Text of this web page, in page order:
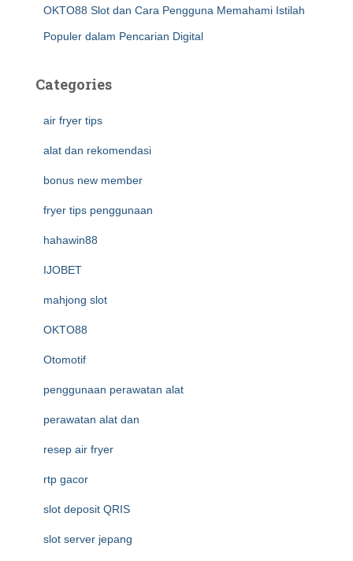
OKTO88 Slot dan Cara Pengguna Memahami Istilah
Populer dalam Pencarian Digital
Categories
air fryer tips
alat dan rekomendasi
bonus new member
fryer tips penggunaan
hahawin88
IJOBET
mahjong slot
OKTO88
Otomotif
penggunaan perawatan alat
perawatan alat dan
resep air fryer
rtp gacor
slot deposit QRIS
slot server jepang